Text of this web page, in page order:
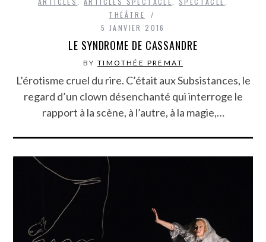
THÉÂTRE
5 JANVIER 2016
LE SYNDROME DE CASSANDRE
BYTIMOTHÉE PREMAT
L’érotisme cruel du rire. C’était aux Subsistances, le
regard d’un clown désenchanté qui interroge le
rapport à la scène, à l’autre, à la magie,…